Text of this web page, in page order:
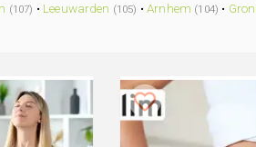
(107) • Leeuwarden (105) •Arnhem (104) •